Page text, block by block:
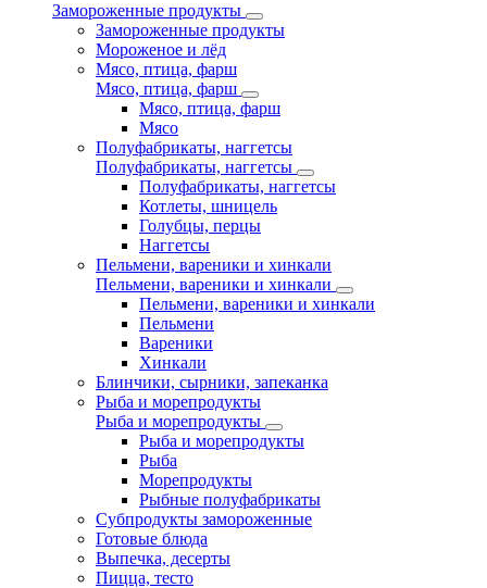
Замороженные продукты
Замороженные продукты
Мороженое и лёд
Мясо, птица, фарш
Мясо, птица, фарш
Мясо, птица, фарш
Мясо
Полуфабрикаты, наггетсы
Полуфабрикаты, наггетсы
Полуфабрикаты, наггетсы
Котлеты, шницель
Голубцы, перцы
Наггетсы
Пельмени, вареники и хинкали
Пельмени, вареники и хинкали
Пельмени, вареники и хинкали
Пельмени
Вареники
Хинкали
Блинчики, сырники, запеканка
Рыба и морепродукты
Рыба и морепродукты
Рыба и морепродукты
Рыба
Морепродукты
Рыбные полуфабрикаты
Субпродукты замороженные
Готовые блюда
Выпечка, десерты
Пицца, тесто